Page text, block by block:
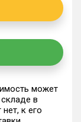
может
в
к его